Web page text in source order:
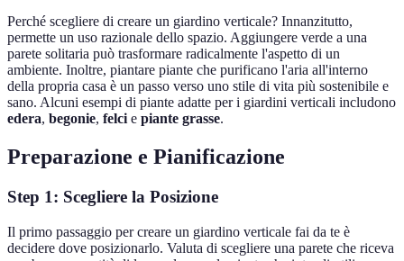
Perché scegliere di creare un giardino verticale? Innanzitutto,
permette un uso razionale dello spazio. Aggiungere verde a una
parete solitaria può trasformare radicalmente l'aspetto di un
ambiente. Inoltre, piantare piante che purificano l'aria all'interno
della propria casa è un passo verso uno stile di vita più sostenibile e
sano. Alcuni esempi di piante adatte per i giardini verticali includono
edera, begonie, felci e piante grasse.
Preparazione e Pianificazione
Step 1: Scegliere la Posizione
Il primo passaggio per creare un giardino verticale fai da te è
decidere dove posizionarlo. Valuta di scegliere una parete che riceva